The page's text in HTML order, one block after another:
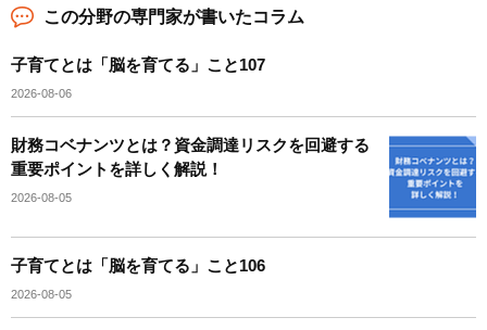
この分野の専門家が書いたコラム
子育てとは「脳を育てる」こと107
2026-08-06
財務コベナンツとは？資金調達リスクを回避する
重要ポイントを詳しく解説！
2026-08-05
子育てとは「脳を育てる」こと106
2026-08-05